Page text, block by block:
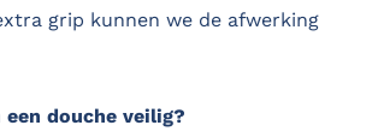
grip kunnen we de afwerking
douche veilig?